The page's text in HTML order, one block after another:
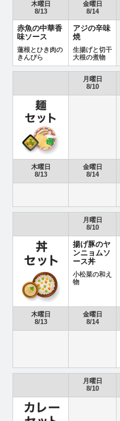
木曜日
8/13
金曜日
8/14
赤魚の中華香
味ソース
蓮根とひき肉の
きんぴら
アジの辛味
焼
生揚げと切干
大根の煮物
月曜日
8/10
木曜日
8/13
金曜日
8/14
月曜日
8/10
揚げ豚のヤ
ンニョムソ
ース丼
小松菜の和え
物
木曜日
8/13
金曜日
8/14
月曜日
8/10